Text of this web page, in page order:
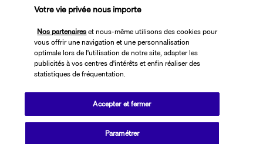
Hébergement : Villa Donat 4* (ou similaire)
Jour 7 - Biograd na Moru — Dubrovnik (330 Km — 4
heures)
Votre vie privée nous importe
Nos partenaireset nous-même utilisons des cookies pour
vous offrir une navigation et une personnalisation
optimale lors de l'utilisation de notre site, adapter les
publicités à vos centres d'intérêts et enfin réaliser des
statistiques de fréquentation.
Paramétrer
Accepter et fermer